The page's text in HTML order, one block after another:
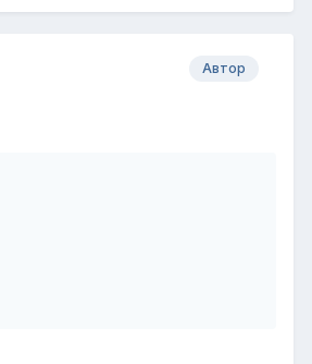
Автор